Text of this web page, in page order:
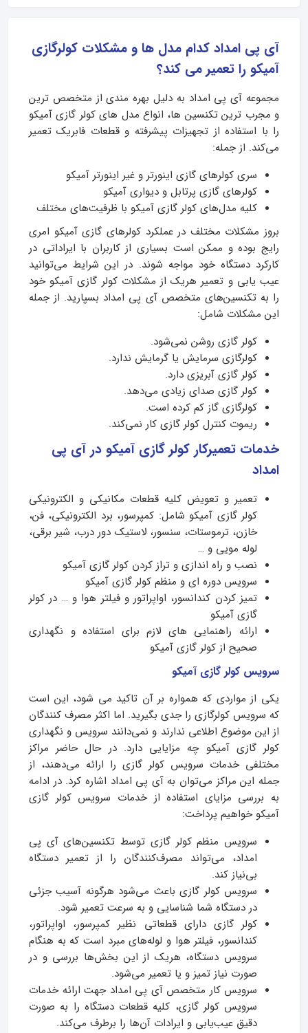
آی پی امداد کدام مدل ها و مشکلات کولرگازی
آمیکو را تعمیر می کند؟
مجموعه آی پی امداد به دلیل بهره‌ مندی از متخصص‌ ترین
و مجرب‌ ترین تکنسین‌ ها، انواع مدل‌ های کولر گازی آمیکو
را با استفاده از تجهیزات پیشرفته و قطعات فابریک تعمیر
می‌کند. از جمله:
سری کولرهای گازی اینورتر و غیر اینورتر آمیکو
کولرهای گازی پرتابل و دیواری آمیکو
کلیه مدل‌های کولر گازی آمیکو با ظرفیت‌های مختلف
بروز مشکلات مختلف در عملکرد کولرهای گازی آمیکو امری
رایج بوده و ممکن است بسیاری از کاربران با ایراداتی در
کارکرد دستگاه خود مواجه شوند. در این شرایط می‌توانید
عیب‌ یابی و تعمیر هریک از مشکلات کولر گازی آمیکو خود
را به تکنسین‌های متخصص آی پی امداد بسپارید. از جمله
این مشکلات شامل:
کولر گازی روشن نمی‌شود.
کولرگازی سرمایش یا گرمایش ندارد.
کولر گازی آبریزی دارد.
کولر گازی صدای زیادی می‌دهد.
کولرگازی گاز کم کرده است.
ریموت کنترل کولر گازی کار نمی‌کند.
خدمات تعمیرکار کولر گازی آمیکو در آی پی
امداد
تعمیر و تعویض کلیه قطعات مکانیکی و الکترونیکی
کولر گازی آمیکو شامل: کمپرسور، برد الکترونیکی، فن،
خازن، ترموستات، سنسور، لاستیک دور درب، شیر برقی،
لوله مویی و …
نصب و راه اندازی و تراز کردن کولر گازی آمیکو
سرویس دوره ای و منظم کولر گازی آمیکو
تمیز کردن کندانسور، اواپراتور و فیلتر هوا و … در کولر
گازی آمیکو
ارائه راهنمایی های لازم برای استفاده و نگهداری
صحیح از کولر گازی آمیکو
سرویس کولر گازی آمیکو
یکی از مواردی که همواره بر آن تاکید می شود، این است
که سرویس کولرگازی را جدی بگیرید. اما اکثر مصرف کنندگان
از این موضوع اطلاعی ندارند و نمی‌دانند سرویس و نگهداری
کولر گازی آمیکو چه مزایایی دارد. در حال حاضر مراکز
مختلفی خدمات سرویس کولر گازی را ارائه می‌دهند، از
جمله این مراکز می‌توان به آی پی امداد اشاره کرد. در ادامه
به بررسی مزایای استفاده از خدمات سرویس کولر گازی
آمیکو خواهیم پرداخت:
سرویس منظم کولر گازی توسط تکنسین‌های آی پی
امداد، می‌تواند مصرف‌کنندگان را از تعمیر دستگاه
بی‌نیاز کند.
سرویس کولر گازی باعث می‌شود هرگونه آسیب جزئی
در دستگاه شما شناسایی و به سرعت تعمیر شود.
کولر گازی دارای قطعاتی نظیر کمپرسور، اواپراتور،
کندانسور، فیلتر هوا و لوله‌های مبرد است که به هنگام
سرویس دستگاه، هریک از این بخش‌ها بررسی و در
صورت نیاز تمیز و یا تعمیر می‌شود.
سرویس‌ کار متخصص آی پی امداد جهت ارائه خدمات
سرویس کولر گازی، کلیه قطعات دستگاه را به صورت
دقیق عیب‌یابی و ایرادات آن‌ها را برطرف می‌کند.